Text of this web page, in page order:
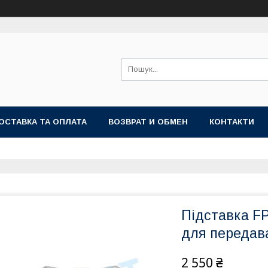
ТА ОПЛАТА ВОЗВРАТ И ОБМЕН КОНТАКТИ
Підставка
для
2 550 ₴